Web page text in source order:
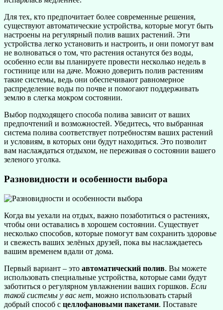
Для тех, кто предпочитает более современные решения,
существуют автоматические устройства, которые могут быть
настроены на регулярный полив ваших растений. Эти
устройства легко установить и настроить, и они помогут вам
не волноваться о том, что растения останутся без воды,
особенно если вы планируете провести несколько недель в
гостинице или на даче. Можно доверить полив растениям
такие системы, ведь они обеспечивают равномерное
распределение воды по почве и помогают поддерживать
землю в слегка мокром состоянии.
Выбор подходящего способа полива зависит от ваших
предпочтений и возможностей. Убедитесь, что выбранная
система полива соответствует потребностям ваших растений
и условиям, в которых они будут находиться. Это позволит
вам наслаждаться отдыхом, не переживая о состоянии вашего
зеленого уголка.
Разновидности и особенности выбора
Когда вы уехали на отдых, важно позаботиться о растениях,
чтобы они оставались в хорошем состоянии. Существует
несколько способов, которые помогут вам сохранить здоровье
и свежесть ваших зелёных друзей, пока вы наслаждаетесь
вашим временем вдали от дома.
Первый вариант – это автоматический полив. Вы можете
использовать специальные устройства, которые сами будут
заботиться о регулярном увлажнении ваших горшков. Если
такой системы у вас нет, можно использовать старый
добрый способ с целлофановыми пакетами. Поставьте